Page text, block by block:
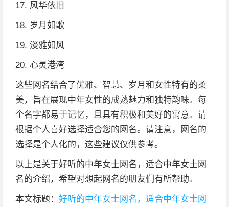
17. 风华依旧
18. 岁月如歌
19. 淡雅如风
20. 心灵港湾
这些网名结合了优雅、智慧、岁月和女性特有的柔
美，旨在展现中年女性的成熟魅力和独特韵味。每
个名字都易于记忆，且具有积极和美好的寓意。请
根据个人喜好选择适合您的网名。请注意，网名的
选择是个人化的，这些建议仅供参考。
以上是关于好听的中年女士网名，适合中年女士网
名的介绍，希望对想起网名的朋友们有所帮助。
本文标题： 好听的中年女士网名，适合中年女士网